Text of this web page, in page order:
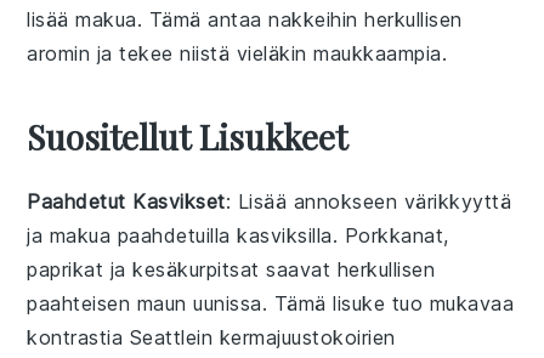
lisää makua. Tämä antaanakkeihin herkullisen
aromin ja tekee niistä vieläkin maukkaampia.
Suositellut Lisukkeet
Paahdetut Kasvikset: Lisää annokseen värikkyyttä
ja makua paahdetuilla kasviksilla. Porkkanat,
paprikat jakesäkurpitsat saavat herkullisen
paahteisen maun uunissa. Tämä lisuke tuo mukavaa
kontrastia Seattlein kermajuustokoirien